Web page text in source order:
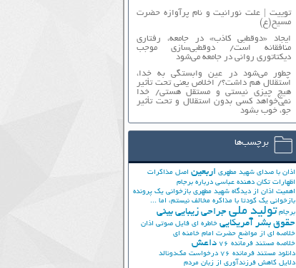
توییت | علت نورانیت و نام پرآوازه حضرت
مسیح(ع)
ایجاد «دوقطبی کاذب» در جامعه، رفتاری
منافقانه است/ دوقطبی‌سازی موجب
دیکتاتوری روانی در جامعه می‌شود
چطور می‌شود در عین وابستگی به خدا،
استقلال هم داشت؟/ اخلاص یعنی تحت تأثیر
هیچ چیزی نیستی و مستقل هستی/ خدا
نمی‌خواهد کسی بدون استقلال و تحت تأثیر
جوّ، خوب بشود
برچسب‌ها
اذان با صدای شهید مطهری اربعین اصل مذاکرات
اظهارات تکان دهنده عباسی درباره برجام
اهمیت اذان از دیدگاه شهید مطهری بازخوانی یک پرونده
بازخوانی یک کودتا با مذاکره مخالف نیستم، اما ...
برجام تولید ملی جراحی زیبایی بینی
حقوق بشر آمریکایی خاطره ای فایل صوتی اذان
خلاصه ای از مواضع حضرت امام خامنه ای
خلاصه مستند فرمانده 76
داعش
دانلود مستند فرمانده 76
درخواست مک‌دونالد
دلایل کاهش فرزندآوری از زبان مردم